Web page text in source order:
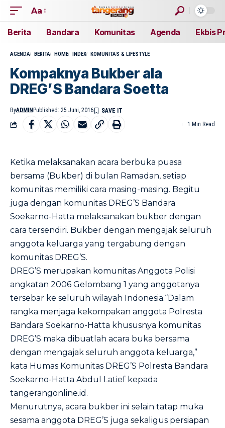
Aa
Berita Bandara Komunitas Agenda Ekbis
AGENDA BERITA HOME INDEX KOMUNITAS & LIFESTYLE
Kompaknya Bukber ala
DREG’S Bandara Soetta
ByADMIN Published: 25 Juni, 2016
1 Min Read
Ketika melaksanakan acara berbuka puasa
bersama (Bukber) di bulan Ramadan, setiap
komunitas memiliki cara masing-masing. Begitu
juga dengan komunitas DREG’S Bandara
Soekarno-Hatta melaksanakan bukber dengan
cara tersendiri. Bukber dengan mengajak seluruh
anggota keluarga yang tergabung dengan
komunitas DREG’S.
DREG’S merupakan komunitas Anggota Polisi
angkatan 2006 Gelombang 1 yang anggotanya
tersebar ke seluruh wilayah Indonesia.“Dalam
rangka menjaga kekompakan anggota Polresta
Bandara Soekarno-Hatta khususnya komunitas
DREG’S maka dibuatlah acara buka bersama
dengan mengajak seluruh anggota keluarga,”
kata Humas Komunitas DREG’S Polresta Bandara
Soekarno-Hatta Abdul Latief kepada
tangerangonline.id.
Menurutnya, acara bukber ini selain tatap muka
sesama anggota DREG’S juga sekaligus persiapan